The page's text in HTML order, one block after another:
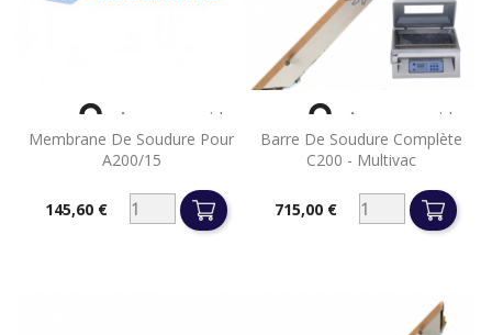
Membrane De Soudure Pour
A200/15
Prix145,60 €
 Aperçu rapide
Barre De Soudure Complète
C200 - Multivac
Prix715,00 €
 Aperçu rapide